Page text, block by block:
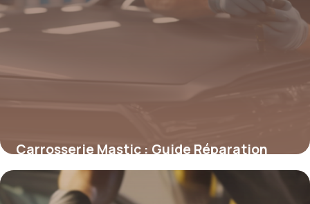
Carrosserie Mastic : Guide Réparation
2026
4 mai 2026